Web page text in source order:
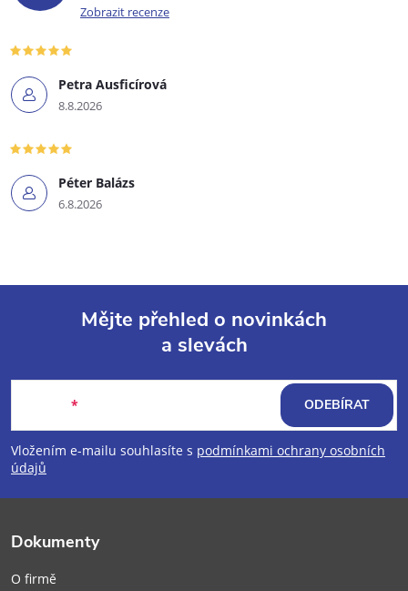
Zobrazit recenze
Petra Ausficírová
8.8.2026
Péter Balázs
6.8.2026
p
a
Mějte přehled o novinkách
a slevách
Vložením e-mailu souhlasíte s podmínkami ochrany osobních
údajů
ODEBÍRAT
Dokumenty
O firmě